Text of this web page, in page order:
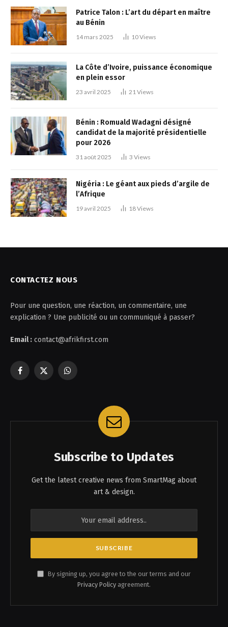
Patrice Talon : L’art du départ en maître
au Bénin
14 mars 2025 10Views
La Côte d’Ivoire, puissance économique
en plein essor
23 avril 2025 21Views
Bénin : Romuald Wadagni désigné
candidat de la majorité présidentielle
pour 2026
31 août 2025 3 Views
Nigéria : Le géant aux pieds d’argile de
l’Afrique
19 avril 2025 18Views
CONTACTEZ NOUS
Pour une question, une réaction, un commentaire, une
explication ? Une publicité ou un communiqué à passer?
Email : contact@afrikfirst.com
Facebook
X
WhatsApp
Subscribe to Updates
Get the latest creative news from SmartMag about
art & design.
By signing up, you agree to the our terms and our
Privacy Policy agreement.